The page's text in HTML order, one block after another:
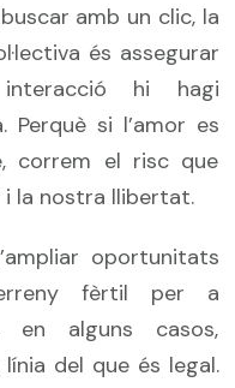
amb un clic, la
és assegurar
hi hagi
si l’amor es
correm el risc que
la nostra llibertat.
oportunitats
fèrtil per a
en alguns casos,
del que és legal.